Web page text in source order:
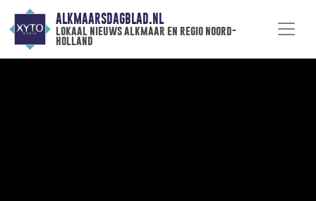
ALKMAARSDAGBLAD.NL
lokaal nieuws alkmaar en regio noord-
holland